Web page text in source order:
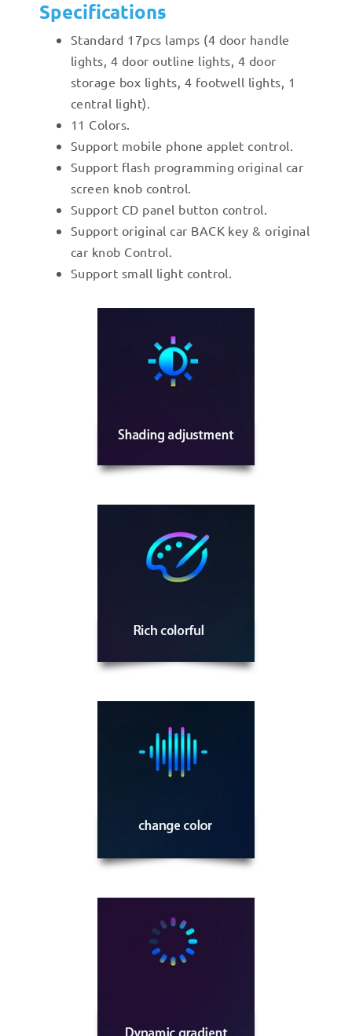
Specifications
Standard 17pcs lamps (4 door handle
lights, 4 door outline lights, 4 door
storage box lights, 4 footwell lights, 1
central light).
11 Colors.
Support mobile phone applet control.
Support flash programming original car
screen knob control.
Support CD panel button control.
Support original car BACK key & original
car knob Control.
Support small light control.